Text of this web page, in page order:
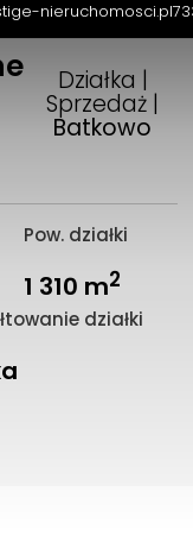
nieruchomosci.pl
Działka |
Sprzedaż |
Batkowo
Pow. działki
1 310 m2
działki